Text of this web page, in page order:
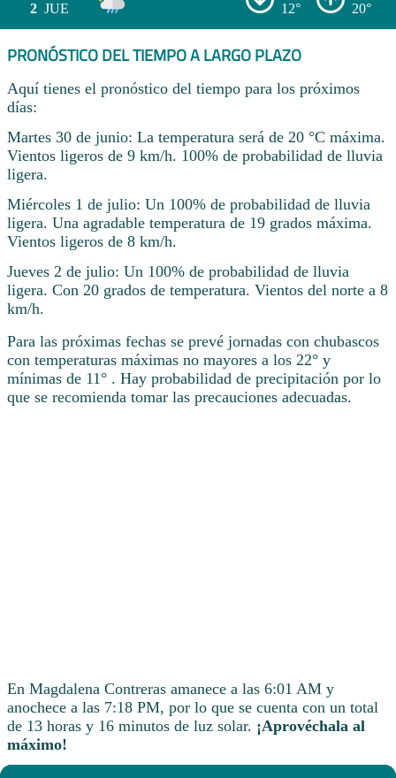
2 JUE 12° 20°
PRONÓSTICO DEL TIEMPO A LARGO PLAZO
Aquí tienes el pronóstico del tiempo para los próximos
días:
Martes 30 de junio: La temperatura será de 20 °C máxima.
Vientos ligeros de 9 km/h. 100% de probabilidad de lluvia
ligera.
Miércoles 1 de julio: Un 100% de probabilidad de lluvia
ligera. Una agradable temperatura de 19 grados máxima.
Vientos ligeros de 8 km/h.
Jueves 2 de julio: Un 100% de probabilidad de lluvia
ligera. Con 20 grados de temperatura. Vientos del norte a 8
km/h.
Para las próximas fechas se prevé jornadas con chubascos
con temperaturas máximas no mayores a los 22° y
mínimas de 11° . Hay probabilidad de precipitación por lo
que se recomienda tomar las precauciones adecuadas.
En Magdalena Contreras amanece a las 6:01 AM y
anochece a las 7:18 PM, por lo que se cuenta con un total
de 13 horas y 16 minutos de luz solar. ¡Aprovéchala al
máximo!